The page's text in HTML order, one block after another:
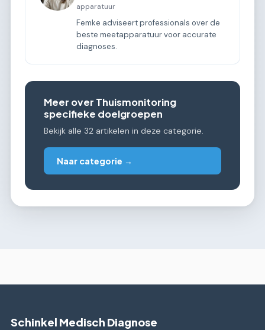
apparatuur
Femke adviseert professionals over de
beste meetapparatuur voor accurate
diagnoses.
Meer over Thuismonitoring
specifieke doelgroepen
Bekijk alle 32 artikelen in deze categorie.
Naar categorie →
Schinkel Medisch Diagnose